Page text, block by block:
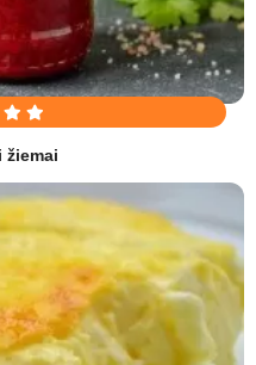
žiemai